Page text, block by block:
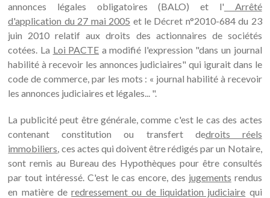
annonces légales obligatoires (BALO) et l' Arrêté
d'application du 27 mai 2005 et le Décret n°2010-684 du 23
juin 2010 relatif aux droits des actionnaires de sociétés
cotées. La Loi PACTE a modifié l'expression "dans un journal
habilité à recevoir les annonces judiciaires" qui igurait dans le
code de commerce, par les mots : « journal habilité à recevoir
les annonces judiciaires et légales... ".
La publicité peut être générale, comme c'est le cas des actes
contenant constitution ou transfert dedroits réels
immobiliers, ces actes qui doivent être rédigés par un Notaire,
sont remis au Bureau des Hypothèques pour être consultés
par tout intéressé. C'est le cas encore, des jugements rendus
en matière deredressement ou de liquidation judiciaire qui